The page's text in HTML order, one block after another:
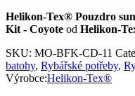
Helikon-Tex® Pouzdro
Kit - Coyote od Helikon-
SKU: MO-BFK-CD-11
batohy, Rybářské potřeby,
Výrobce:Helikon-Tex®